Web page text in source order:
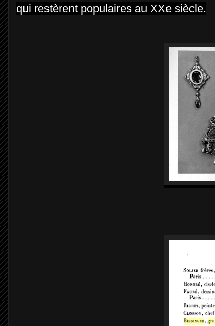
qui restèrent populaires au XXe siècle.